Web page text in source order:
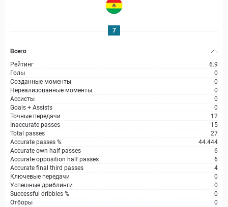
7
Всего
Рейтинг
6.9
Голы
0
Созданные моменты
0
Нереализованные моменты
0
Ассисты
0
Goals + Assists
0
Точные передачи
12
Inaccurate passes
15
Total passes
27
Accurate passes %
44.444
Accurate own half passes
6
Accurate opposition half passes
6
Accurate final third passes
4
Ключевые передачи
0
Успешные дриблинги
0
Successful dribbles %
0
Отборы
0